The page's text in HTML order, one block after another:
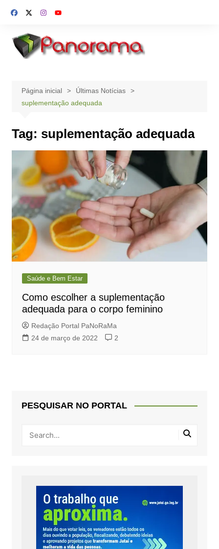
para
conteúdo
Página inicial
Últimas Notícias
suplementação adequada
Tag: suplementação adequada
Saúde e Bem Estar
Como escolher a suplementação
adequada para o corpo feminino
Redação Portal PaNoRaMa
24 de março de 2022
2
PESQUISAR NO PORTAL